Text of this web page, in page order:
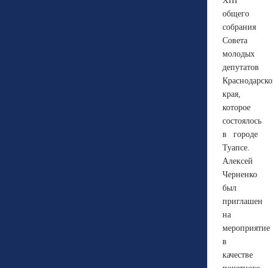
общего
собрания
Совета
молодых
депутатов
края,
которое
состоялось
в городе
Туапсе.
Алексей
Черненко
был
приглашен
на
мероприятие
в
качестве